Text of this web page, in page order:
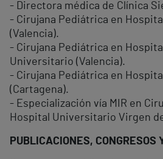
- Directora médica de Clínica
- Cirujana Pediátrica en
(Valencia).
- Cirujana Pediátrica en
Universitario (Valencia).
- Cirujana Pediátrica en
(Cartagena).
- Especialización vía MIR en
Hospital Universitario Virgen
PUBLICACIONES, CONGRESOS